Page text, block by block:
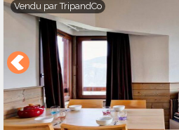
Vendu parTripandCo